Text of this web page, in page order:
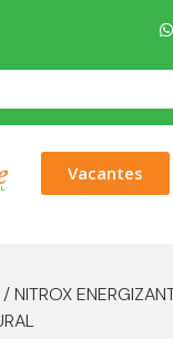
Vacantes
/ NITROX